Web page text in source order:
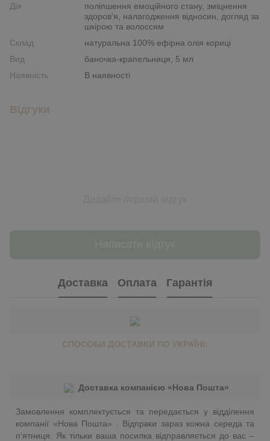
Дія
поліпшення емоційного стану, зміцнення
здоров'я, налагодження відносин, догляд за
шкірою та волоссям
Склад
натуральна 100% ефірна олія кориці
Вид
баночка-крапельниця, 5 мл
Наявність
В наявності
Відгуки
Доставка Оплата Гарантія
СПОСОБИ ДОСТАВКИ ПО УКРАЇНІ:
Доставка компанією «Нова Пошта»
Замовлення комплектується та передається у відділення
компанії «Нова Пошта» . Відпрвки зараз кожна середа та
п'ятниця. Як тільки ваша посилка відправляється до вас –